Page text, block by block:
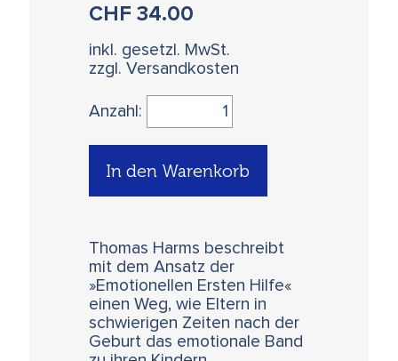
CHF34.00
inkl. gesetzl. MwSt.
zzgl. Versandkosten
Anzahl:
In den Warenkorb
Thomas Harms beschreibt
mit dem Ansatz der
»Emotionellen Ersten Hilfe«
einen Weg, wie Eltern in
schwierigen Zeiten nach der
Geburt das emotionale Band